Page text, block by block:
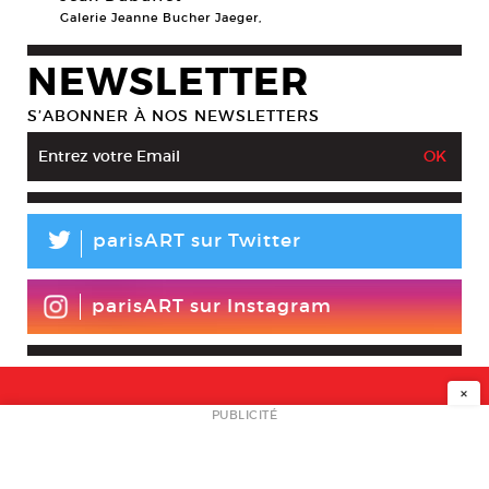
Galerie Jeanne Bucher Jaeger,
NEWSLETTER
S’ABONNER À NOS NEWSLETTERS
L parisART sur Twitter
parisART sur Instagram
NEWSLETTER
×
PUBLICITÉ